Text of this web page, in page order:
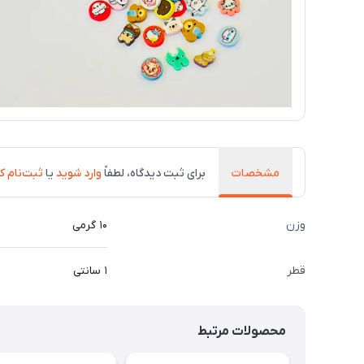
مشخصات برای ثبت دیدگاه، لطفاً وارد شوید یا ثبت‌نام
وزن ۱۰ گرمی
قطر ۱ سانتی
محصولات مرتبط